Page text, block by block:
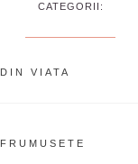
CATEGORII:
DIN VIATA
FRUMUSETE